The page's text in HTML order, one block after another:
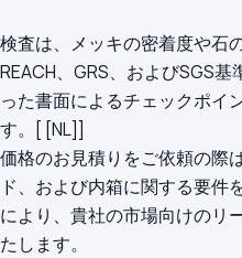
検査は、メッキの密着度や石
REACH、GRS、およびSGS
った書面によるチェックポイ
す。[ [NL]]
価格のお見積りをご依頼の際
ド、および内箱に関する要件
により、貴社の市場向けのリ
たします。